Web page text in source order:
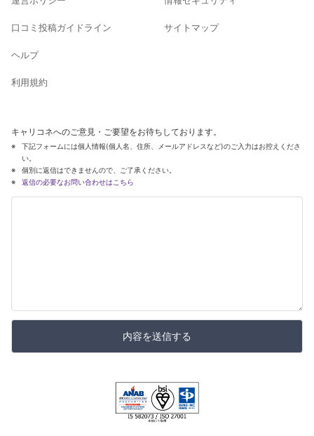
口コミ投稿ガイドライン
ヘルプ
利用規約
サイトマップ
キャリコネへのご意見・ご要望をお待ちしております。
下記フォームには個人情報(個人名、住所、メールアドレスなど)のご入力はお控えくださ
い。
個別に返信はできませんので、ご了承ください。
返信の必要なお問い合わせはこちら
内容を送信する